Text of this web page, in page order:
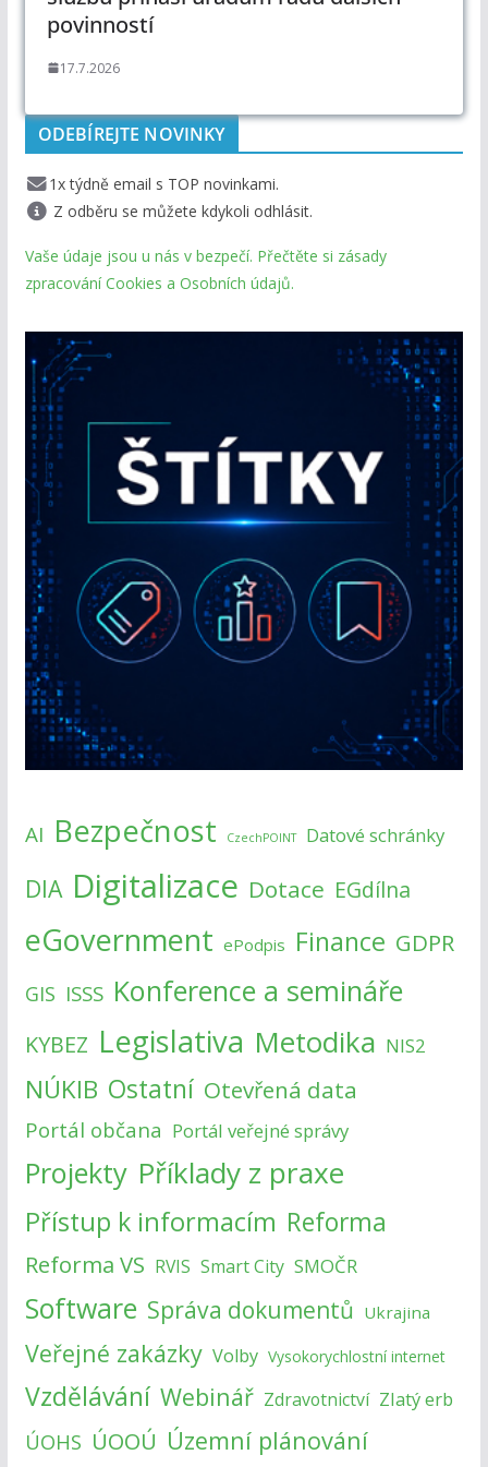
povinností
17.7.2026
ODEBÍREJTE NOVINKY
1x týdně email s TOP novinkami.
Z odběru se můžete kdykoli odhlásit.
Vaše údaje jsou u nás v bezpečí. Přečtěte si zásady
zpracování Cookies a Osobních údajů.
AI Bezpečnost CzechPOINT Datové schránky
DIA Digitalizace Dotace EGdílna
eGovernment ePodpis Finance GDPR
GIS ISSS Konference a semináře
KYBEZ Legislativa Metodika NIS2
NÚKIB Ostatní Otevřená data
Portál občana Portál veřejné správy
Projekty Příklady z praxe
Přístup k informacím Reforma
Reforma VS RVIS Smart City SMOČR
Software Správa dokumentů Ukrajina
Veřejné zakázky Volby Vysokorychlostní internet
Vzdělávání Webinář Zdravotnictví Zlatý erb
ÚOHS ÚOOÚ Územní plánování